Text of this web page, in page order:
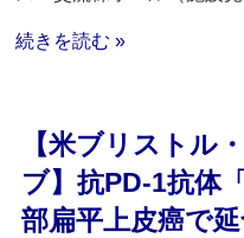
続きを読む »
【米ブリストル
ブ】抗PD-1抗体
部扁平上皮癌で